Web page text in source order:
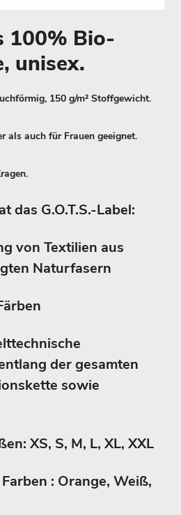
100% Bio-
unisex.
150 g/m² Stoffgewicht.
als auch für Frauen geeignet.
das G.O.T.S.-Label:
von Textilien aus
Naturfasern
der gesamten
sowie
XS, S, M, L, XL, XXL
: Orange, Weiß,